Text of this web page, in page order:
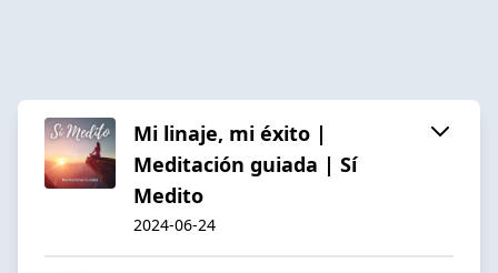
Mi linaje, mi éxito |
Meditación guiada | Sí
Medito
2024-06-24